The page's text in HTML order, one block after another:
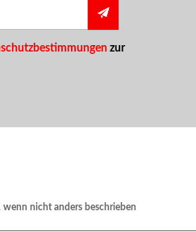
zur
nicht anders beschrieben